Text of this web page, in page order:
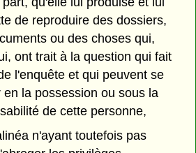
de reproduire des dossiers,
ou des choses qui,
ont trait à la question qui fait
l'enquête et qui peuvent se
en la possession ou sous la
de cette personne,
n'ayant toutefois pas